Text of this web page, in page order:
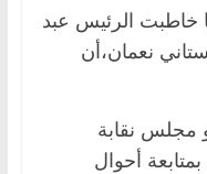
خاطبت الرئيس عبد
نعمان،أن
مجلس نقابة
بمتابعة أحوال